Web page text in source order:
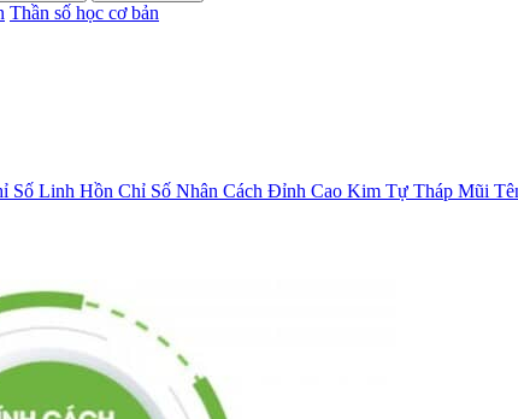
Thần số học cơ bản
Số Linh Hồn Chỉ Số Nhân Cách Đỉnh Cao Kim Tự Tháp Mũi